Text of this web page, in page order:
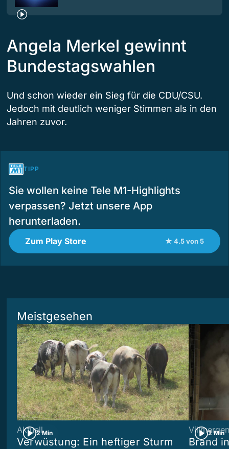
Angela Merkel gewinnt
Bundestagswahlen
Und schon wieder ein Sieg für die CDU/CSU.
Jedoch mit deutlich weniger Stimmen als in den
Jahren zuvor.
TIPP
Sie wollen keine Tele M1-Highlights
verpassen? Jetzt unsere App
herunterladen.
Zum Play Store ★ 4.5 von 5
Meistgesehen
2 Min
Aktuell
Verwüstung: Ein heftiger Sturm
2 Min
Villmergen
Brand